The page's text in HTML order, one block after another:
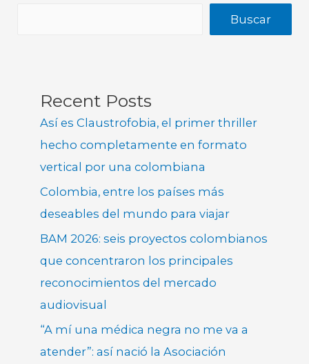
Buscar
Recent Posts
Así es Claustrofobia, el primer thriller
hecho completamente en formato
vertical por una colombiana
Colombia, entre los países más
deseables del mundo para viajar
BAM 2026: seis proyectos colombianos
que concentraron los principales
reconocimientos del mercado
audiovisual
“A mí una médica negra no me va a
atender”: así nació la Asociación